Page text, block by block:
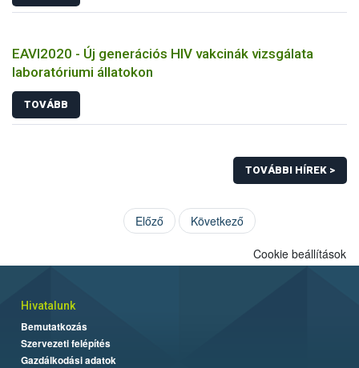
EAVI2020 - Új generációs HIV vakcinák vizsgálata
laboratóriumi állatokon
TOVÁBB
TOVÁBBI HÍREK >
Előző Következő
Cookie beállítások
Hivatalunk
Bemutatkozás
Szervezeti felépítés
Gazdálkodási adatok